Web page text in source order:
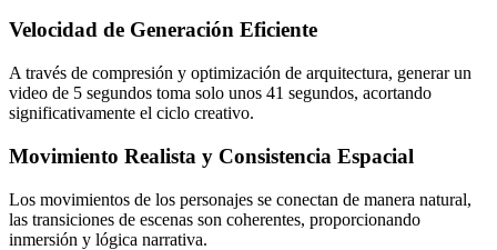
Velocidad de Generación Eficiente
A través de compresión y optimización de arquitectura, generar un
video de 5 segundos toma solo unos 41 segundos, acortando
significativamente el ciclo creativo.
Movimiento Realista y Consistencia Espacial
Los movimientos de los personajes se conectan de manera natural,
las transiciones de escenas son coherentes, proporcionando
inmersión y lógica narrativa.